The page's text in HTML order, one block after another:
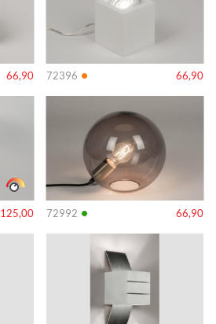
66,90 72396 • 66,90
125,00 72992 • 66,90
Info
Info